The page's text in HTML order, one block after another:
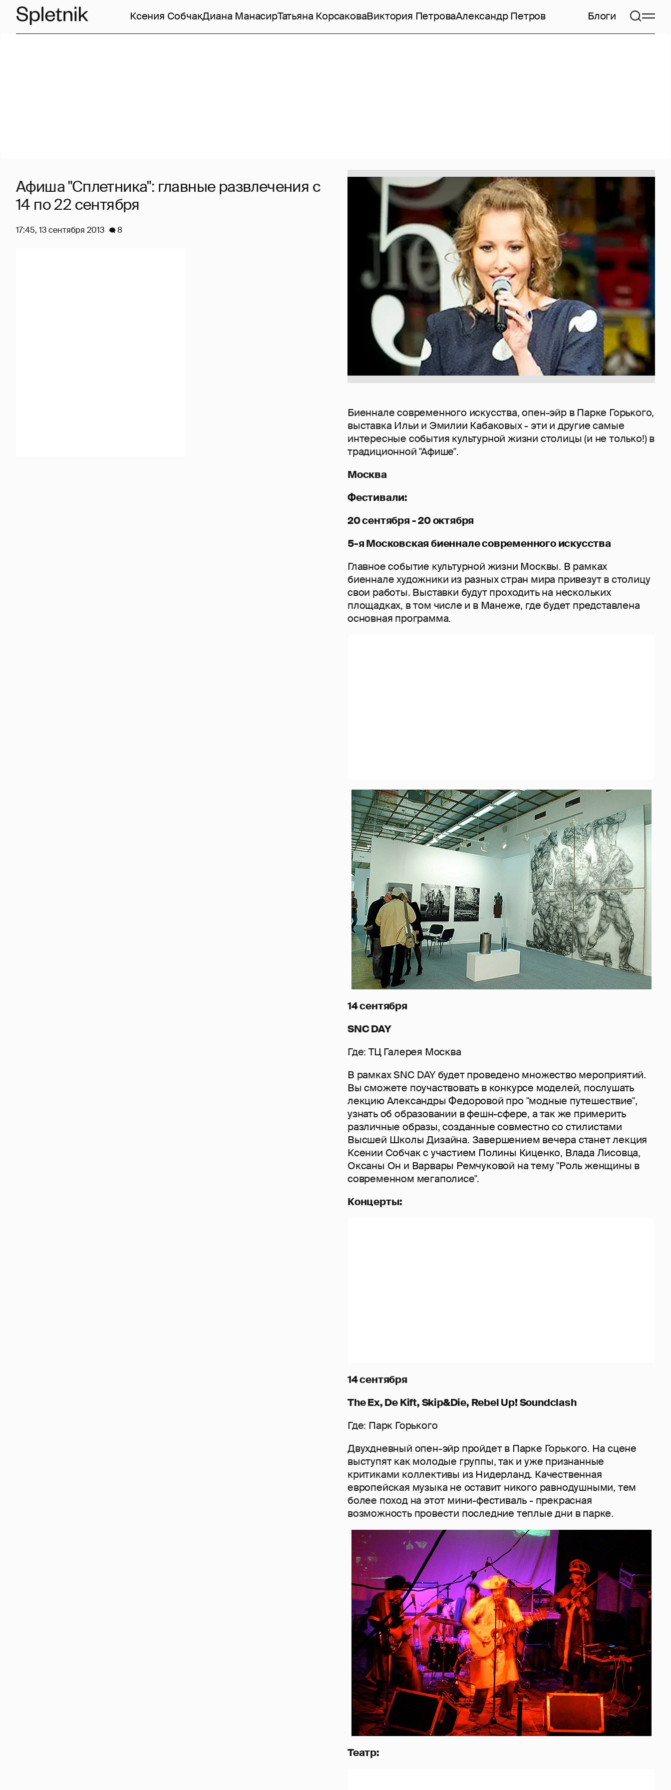
Ксения СобчакДиана МанасирТатьяна КорсаковаВиктория ПетроваАлександр Петров Блоги
Биеннале современного искусства, опен-эйр в Парке Горького,
выставка Ильи и Эмилии Кабаковых - эти и другие самые
интересные события культурной жизни столицы (и не только!) в
традиционной "Афише".
Москва
Фестивали:
20 сентября - 20 октября
5-я Московская биеннале современного искусства
Главное событие культурной жизни Москвы. В рамках
биеннале художники из разных стран мира привезут в столицу
свои работы. Выставки будут проходить на нескольких
площадках, в том числе и в Манеже, где будет представлена
основная программа.
14 сентября
SNC DAY
Где: ТЦ Галерея Москва
В рамках SNC DAY будет проведено множество мероприятий.
Вы сможете поучаствовать в конкурсе моделей, послушать
лекцию Александры Федоровой про "модные путешествие",
узнать об образовании в фешн-сфере, а так же примерить
различные образы, созданные совместно со стилистами
Высшей Школы Дизайна. Завершением вечера станет лекция
Ксении Собчак с участием Полины Киценко, Влада Лисовца,
Оксаны Он и Варвары Ремчуковой на тему "Роль женщины в
современном мегаполисе".
Концерты:
14 сентября
The Ex, De Kift, Skip&Die, Rebel Up! Soundclash
Где: Парк Горького
Двухдневный опен-эйр пройдет в Парке Горького. На сцене
выступят как молодые группы, так и уже признанные
критиками коллективы из Нидерланд. Качественная
европейская музыка не оставит никого равнодушными, тем
более поход на этот мини-фестиваль - прекрасная
возможность провести последние теплые дни в парке.
Театр:
Афиша "Сплетника": главные развлечения с
14 по 22 сентября
17:45, 13 сентября 2013 8